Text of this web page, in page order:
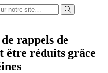
rappels de
réduits grâce